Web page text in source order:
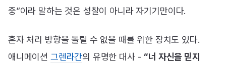
중”이라 말하는 것은 성찰이 아니라 자기기만이다.
혼자 처리 방향을 돌릴 수 없을 때를 위한 장치도 있다.
애니메이션 그렌라간의 유명한 대사 -“너 자신을 믿지